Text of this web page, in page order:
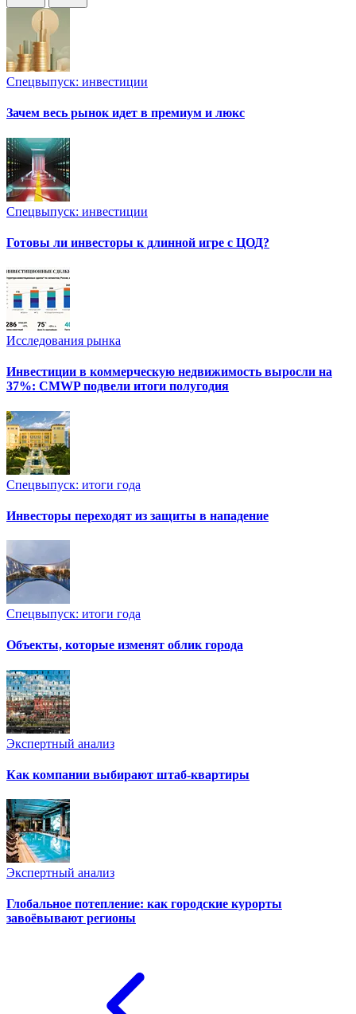
Спецвыпуск: инвестиции
Зачем весь рынок идет в премиум и люкс
Спецвыпуск: инвестиции
Готовы ли инвесторы к длинной игре с ЦОД?
Исследования рынка
Инвестиции в коммерческую недвижимость выросли на
37%: CMWP подвели итоги полугодия
Спецвыпуск: итоги года
Инвесторы переходят из защиты в нападение
Спецвыпуск: итоги года
Объекты, которые изменят облик города
Экспертный анализ
Как компании выбирают штаб-квартиры
Экспертный анализ
Глобальное потепление: как городские курорты
завоёвывают регионы